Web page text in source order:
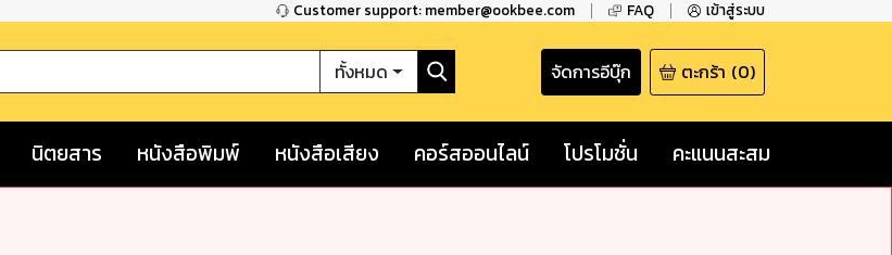
Customer support: member@ookbee.com FAQ เข้าสู่ระบบ
ทั้งหมด จัดการอีบุ๊ก ตะกร้า (0)
นิตยสาร หนังสือพิมพ์ หนังสือเสียง คอร์สออนไลน์ โปรโมชั่น คะแนนสะสม